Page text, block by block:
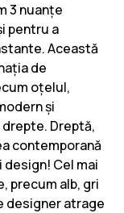
3 nuanțe
pentru a
Această
de
oțelul,
și
Dreptă,
contemporană
Cel mai
precum alb, gri
designer atrage